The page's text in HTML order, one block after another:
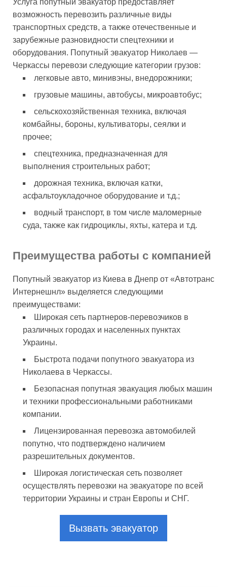
возможность перевозить различные виды
транспортных средств, а также отечественные и
зарубежные разновидности спецтехники и
оборудования. Попутный эвакуатор Николаев —
Черкассы перевози следующие категории грузов:
легковые авто, минивэны, внедорожники;
грузовые машины, автобусы, микроавтобус;
сельскохозяйственная техника, включая
комбайны, бороны, культиваторы, сеялки и
прочее;
спецтехника, предназначенная для
выполнения строительных работ;
дорожная техника, включая катки,
асфальтоукладочное оборудование и т.д.;
водный транспорт, в том числе маломерные
суда, также как гидроциклы, яхты, катера и т.д.
Преимущества работы с компанией
Попутный эвакуатор из Киева в Днепр от «Автотранс
Интернешнл» выделяется следующими
преимуществами:
Широкая сеть партнеров-перевозчиков в
различных городах и населенных пунктах
Украины.
Быстрота подачи попутного эвакуатора из
Николаева в Черкассы.
Безопасная попутная эвакуация любых машин
и техники профессиональными работниками
компании.
Лицензированная перевозка автомобилей
попутно, что подтверждено наличием
разрешительных документов.
Широкая логистическая сеть позволяет
осуществлять перевозки на эвакуаторе по всей
территории Украины и стран Европы и СНГ.
Вызвать эвакуатор